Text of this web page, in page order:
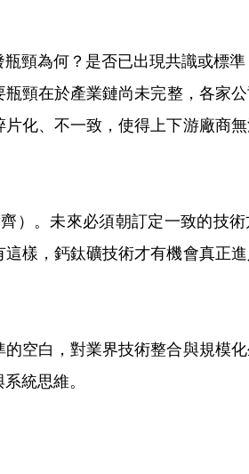
頸為何？是否已出現共識或標準
瓶頸在於產業鏈尚未完整，各家
化、不一致，使得上下游廠商
）。未來必須朝訂定一致的技
樣，鈣鈦礦技術才有機會真正
空白，對業界技術整合與規模
統思維。